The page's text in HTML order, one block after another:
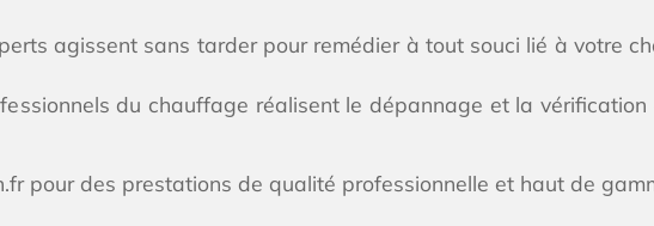
agissent sans tarder pour remédier à tout souci lié à votre
du chauffage réalisent le dépannage et la
pour des prestations de qualité professionnelle et haut de